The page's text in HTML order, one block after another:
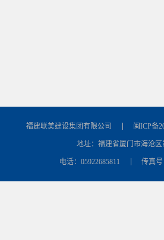
福建联美建设集团有限公司 闽ICP备
地址：福建省厦门市海沧
电话：05922685811 传真号